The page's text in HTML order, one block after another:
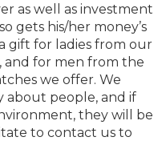
as well as investment
gets his/her money’s
gift for ladies from our
and for men from the
we offer. We
about people, and if
they will be
to contact us to